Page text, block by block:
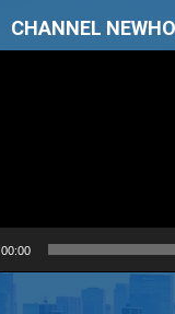
CHANNEL
00:00